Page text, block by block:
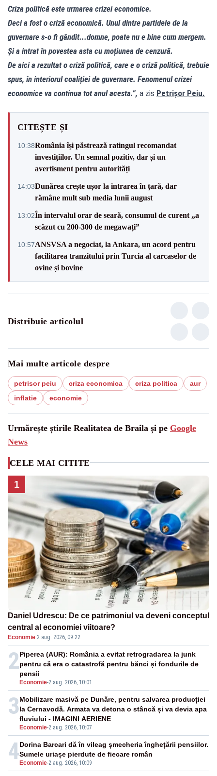
Criza politică este urmarea crizei economice.
Deci a fost o criză economică. Unul dintre partidele de la
guvernare s-o fi gândit...domne, poate nu e bine cum mergem.
Și a intrat în povestea asta cu moțiunea de cenzură.
De aici a rezultat o criză politică, care e o criză politică, trebuie
spus, în interiorul coaliției de guvernare. Fenomenul crizei
economice va continua tot anul acesta.”, a zis Petrișor Peiu.
CITEȘTE ȘI
10:38România își păstrează ratingul recomandat
investițiilor. Un semnal pozitiv, dar și un
avertisment pentru autorități
14:03Dunărea crește ușor la intrarea în țară, dar
rămâne mult sub media lunii august
13:02În intervalul orar de seară, consumul de curent „a
scăzut cu 200-300 de megawați”
10:57ANSVSA a negociat, la Ankara, un acord pentru
facilitarea tranzitului prin Turcia al carcaselor de
ovine și bovine
Distribuie articolul
Mai multe articole despre
petrisor peiu criza economica criza politica
aur
inflatie
economie
Urmărește știrile Realitatea de Braila și pe Google
News
CELE MAI CITITE
1
Daniel Udrescu: De ce patrimoniul va deveni conceptul
central al economiei viitoare?
Economie·2 aug. 2026, 09:22
2
Economie-2 aug. 2026, 10:01
Piperea (AUR): România a evitat retrogradarea la junk
pentru că era o catastrofă pentru bănci și fondurile de
pensii
3
Economie-2 aug. 2026, 10:07
Mobilizare masivă pe Dunăre, pentru salvarea producției
la Cernavodă. Armata va detona o stâncă și va devia apa
fluviului - IMAGINI AERIENE
4 Economie-2 aug. 2026, 10:09
Dorina Barcari dă în vileag șmecheria înghețării pensiilor.
Sumele uriașe pierdute de fiecare român